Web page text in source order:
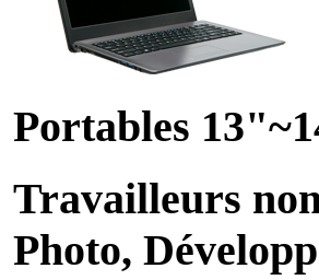
Portables
Travailleurs
Photo,